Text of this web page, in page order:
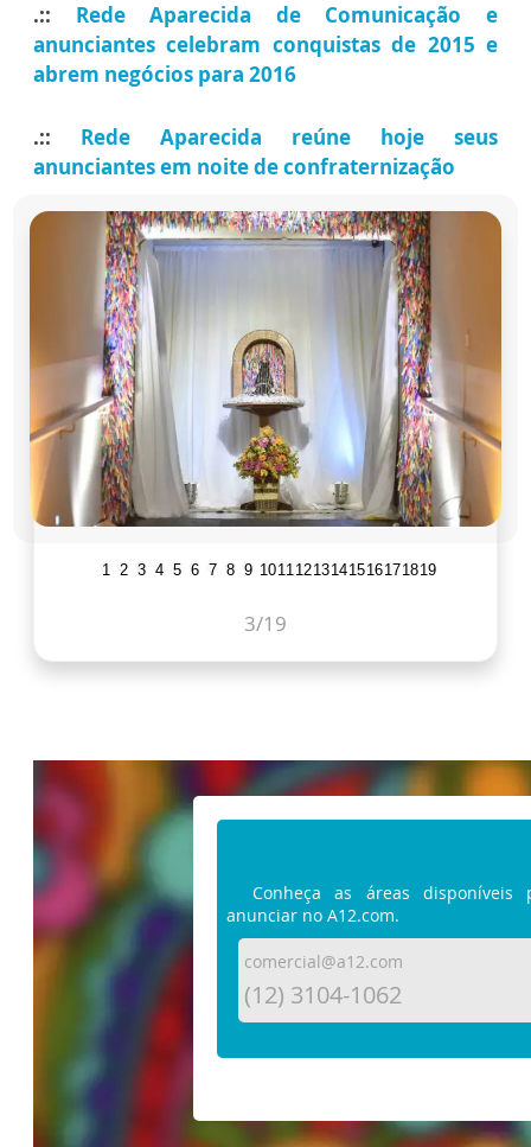
.:: Rede Aparecida de Comunicação e
anunciantes celebram conquistas de 2015 e
abrem negócios para 2016
.:: Rede Aparecida reúne hoje seus
anunciantes em noite de confraternização
1 2 3 4 5 6 7 8 9 1011 1213141516171819
3/19
Conheça as áreas disponíveis
anunciar no A12.com.
comercial@a12.com
(12) 3104-1062